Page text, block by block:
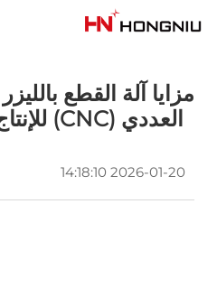
مزايا آلة القطع
العددي (CNC) للإنتاج على نطاق واسع
2026-01-20 14:18:10